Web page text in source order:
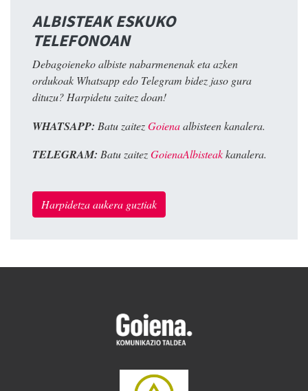
ALBISTEAK ESKUKO
TELEFONOAN
Debagoieneko albiste nabarmenenak eta azken
ordukoak Whatsapp edo Telegram bidez jaso gura
dituzu? Harpidetu zaitez doan!
WHATSAPP: Batu zaitezGoienaalbisteen kanalera.
TELEGRAM: Batu zaitezGoienaAlbisteakkanalera.
Harpidetza aukera guztiak